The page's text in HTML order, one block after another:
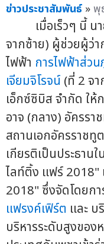
ข่าวประชาสัมพันธ์ »พุ
เมื่อเร็วๆ นี้ น
จากซ้าย) ผู้ช่วยผู้ว่
ไฟฟ้า การไฟฟ้าส่ว
เจียมจิโรจน์ (ที่ 2 จ
เอ็กซ์ซิบิส จำกัด ใ
อาจ (กลาง) อัครร
สถานเอกอัครราชทู
เกียรติเป็นประธาน
ไลท์ติ้ง แฟร์
2018" ซึ่งจัดโดยก
แฟรงค์เฟิร์ต และ
บริหารระดับสูงของ